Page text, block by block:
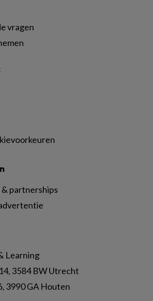
vragen
Learning
3584 BW Utrecht
3990 GA Houten
partnerships